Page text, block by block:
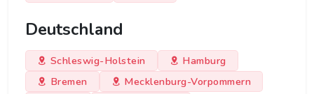
Deutschland
Schleswig-Holstein
Hamburg
Bremen
Mecklenburg-Vorpommern